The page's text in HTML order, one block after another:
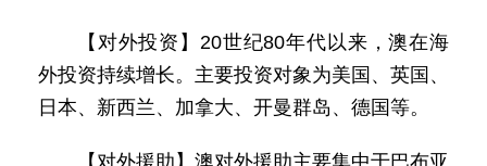
【对外投资】20世纪80年代以来，澳在海
外投资持续增长。主要投资对象为美国、英国、
日本、新西兰、加拿大、开曼群岛、德国等。
【对外援助】澳对外援助主要集中于巴布亚